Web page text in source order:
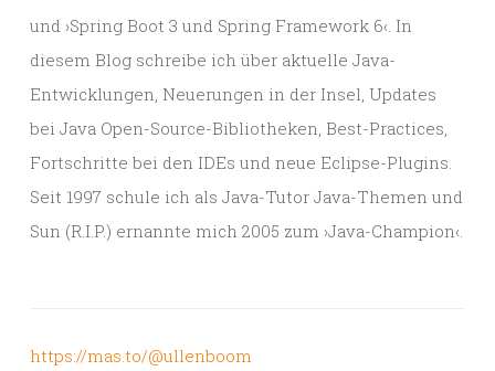
und ›Spring Boot 3 und Spring Framework 6‹. In
diesem Blog schreibe ich über aktuelle Java-
Entwicklungen, Neuerungen in der Insel, Updates
bei Java Open-Source-Bibliotheken, Best-Practices,
Fortschritte bei den IDEs und neue Eclipse-Plugins.
Seit 1997 schule ich als Java-Tutor Java-Themen und
Sun (R.I.P.) ernannte mich 2005 zum ›Java-Champion‹.
https://mas.to/@ullenboom